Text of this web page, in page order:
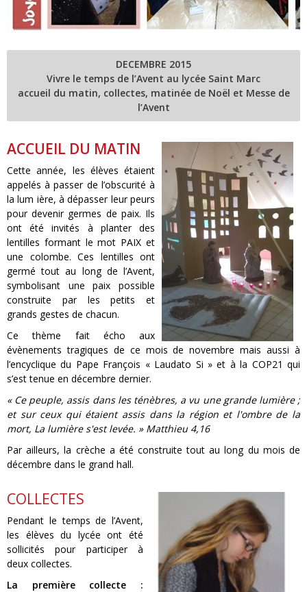
DECEMBRE 2015
Vivre le temps de l’Avent au lycée Saint Marc
accueil du matin, collectes, matinée de Noël et Messe de
l’Avent
ACCUEIL DU MATIN
Cette année, les élèves étaient
appelés à passer de l’obscurité à
la lum ière, à dépasser leur peurs
pour devenir germes de paix. Ils
ont été invités à planter des
lentilles formant le mot PAIX et
une colombe. Ces lentilles ont
germé tout au long de l’Avent,
symbolisant une paix possible
construite par les petits et
grands gestes de chacun.
Ce thème fait écho aux
évènements tragiques de ce mois de novembre mais aussi à
l’encyclique du Pape François « Laudato Si » et à la COP21 qui
s’est tenue en décembre dernier.
« Ce peuple, assis dans les ténèbres, a vu une grande lumière ;
et sur ceux qui étaient assis dans la région et l'ombre de la
mort, La lumière s'est levée. » Matthieu 4,16
Par ailleurs, la crèche a été construite tout au long du mois de
décembre dans le grand hall.
COLLECTES
Pendant le temps de l’Avent,
les élèves du lycée ont été
sollicités pour participer à
deux collectes.
La première collecte :